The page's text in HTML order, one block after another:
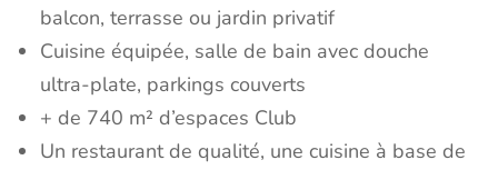
balcon, terrasse ou jardin privatif
Cuisine équipée, salle de bain avec douche
ultra-plate, parkings couverts
+ de 740 m² d’espaces Club
Un restaurant de qualité, une cuisine à base de